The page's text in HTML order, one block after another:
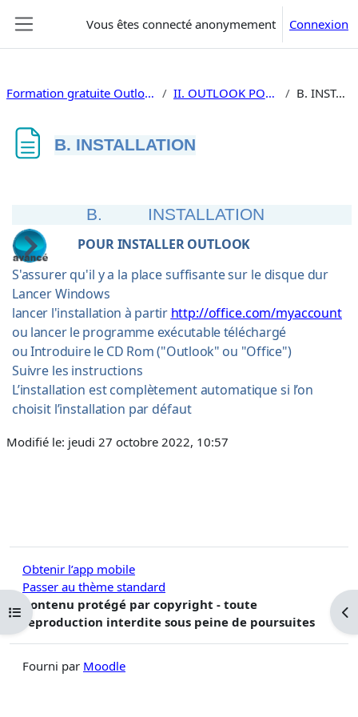
Vous êtes connecté anonymement Connexion
Ouvrir l’index du cours
Formation gratuite Outlook 2019 utilisation II. OUTLOOK POUR QUOI FAIRE B. INSTALLATION
B. INSTALLATION
B. INSTALLATION
POUR INSTALLER OUTLOOK
S'assurer qu'il y a la place suffisante sur le disque dur
Lancer Windows
lancer l'installation à partir http://office.com/myaccount
ou lancer le programme exécutable téléchargé
ou Introduire le CD Rom ("Outlook" ou "Office")
Suivre les instructions
L’installation est complètement automatique si l’on
choisit l’installation par défaut
Modifié le: jeudi 27 octobre 2022, 10:57
Obtenir l’app mobile
Passer au thème standard
Contenu protégé par copyright - toute
reproduction interdite sous peine de poursuites
Fourni par Moodle